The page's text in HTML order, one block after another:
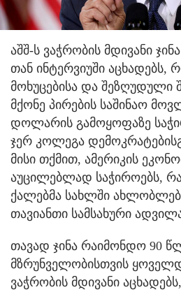
აშშ-ს ვაჭრობის მდივანი
თან ინტერვიუში აცხადებს,
მოხუცებისა და შეზღუდული
მქონე პირების საშინაო
დოლარის გამოყოფაზე
ჯერ კოლეგა
მისი თქმით, ამერიკის
აუცილებლად საჭიროებს,
ქალებმა სახლში
თავიანთი სამსახური
თავად ჯინა რაიმონდო 90
მზრუნველობისთვის
ვაჭრობის მდივანი